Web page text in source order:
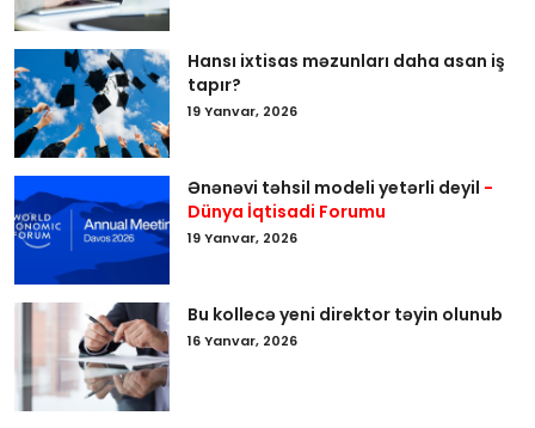
Hansı ixtisas məzunları daha asan iş
tapır?
19 Yanvar, 2026
Ənənəvi təhsil modeli yetərli deyil -
Dünya İqtisadi Forumu
19 Yanvar, 2026
Bu kollecə yeni direktor təyin olunub
16 Yanvar, 2026